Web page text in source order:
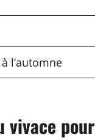
l’automne
vivace pour